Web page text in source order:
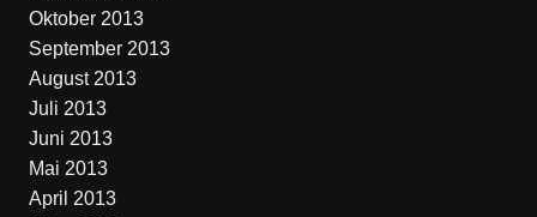
Oktober 2013
September 2013
August 2013
Juli 2013
Juni 2013
Mai 2013
April 2013